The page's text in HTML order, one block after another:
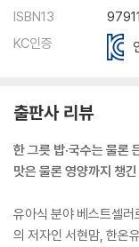
ISBN13
KC인증
출판사 리뷰
한 그릇 밥·국수는 물론
맛은 물론 영양까지 챙
유아식 분야 베스트셀러
의 저자인 서현맘, 한온